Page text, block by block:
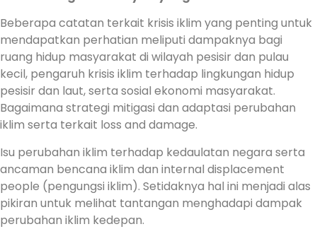
Beberapa catatan terkait krisis iklim yang penting untuk
mendapatkan perhatian meliputi dampaknya bagi
ruang hidup masyarakat di wilayah pesisir dan pulau
kecil, pengaruh krisis iklim terhadap lingkungan hidup
pesisir dan laut, serta sosial ekonomi masyarakat.
Bagaimana strategi mitigasi dan adaptasi perubahan
iklim serta terkait loss and damage.
Isu perubahan iklim terhadap kedaulatan negara serta
ancaman bencana iklim dan internal displacement
people (pengungsi iklim). Setidaknya hal ini menjadi alas
pikiran untuk melihat tantangan menghadapi dampak
perubahan iklim kedepan.